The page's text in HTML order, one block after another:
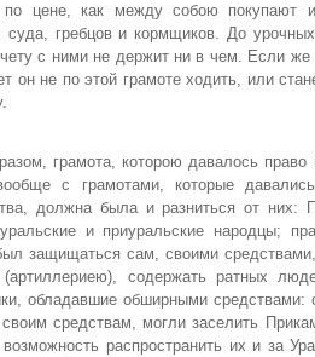
по цене, как между собою покупают
суда, гребцов и кормщиков. До
с ними не держит ни в чем. Если
он не по этой грамоте ходить, или
грамота, которою давалось
с грамотами, которые
должна была и разниться от них:
и приуральские народцы;
защищаться сам, своими
(артиллериею), содержать ратных
обладавшие обширными средствами:
средствам, могли заселить
распространить их и за